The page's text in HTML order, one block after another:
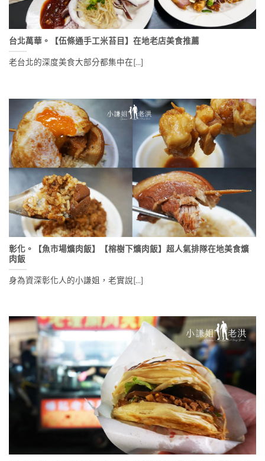
台北萬華。【伍條通手工米苔目】在地老店美食推薦
老台北的深度美食大部分都集中在[...]
彰化。【魚市場爌肉飯】【榕樹下爌肉飯】超人氣排隊在地美食爌
肉飯
身為資深彰化人的小謙姐，老實說[...]